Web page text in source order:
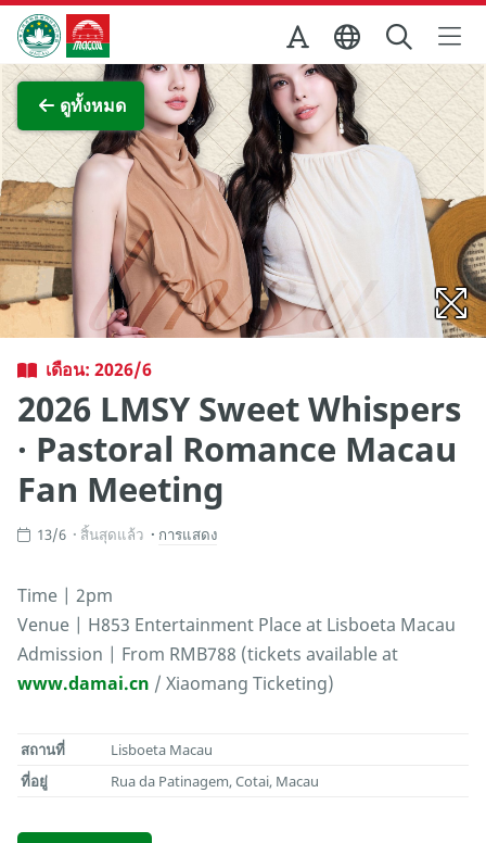
Skip to Main Content
สำนักงานการท่องเที่ยวของรัฐบาลมาเก๊า
ดูทั้งหมด
ภาพขยาย
เดือน: 2026/6
2026 LMSY Sweet Whispers
· Pastoral Romance Macau
Fan Meeting
13/6 สิ้นสุดแล้ว การแสดง
Time | 2pm
Venue | H853 Entertainment Place at Lisboeta Macau
Admission | From RMB788 (tickets available at
www.damai.cn / Xiaomang Ticketing)
สถานที่
Lisboeta Macau
ที่อยู่
Rua da Patinagem, Cotai, Macau